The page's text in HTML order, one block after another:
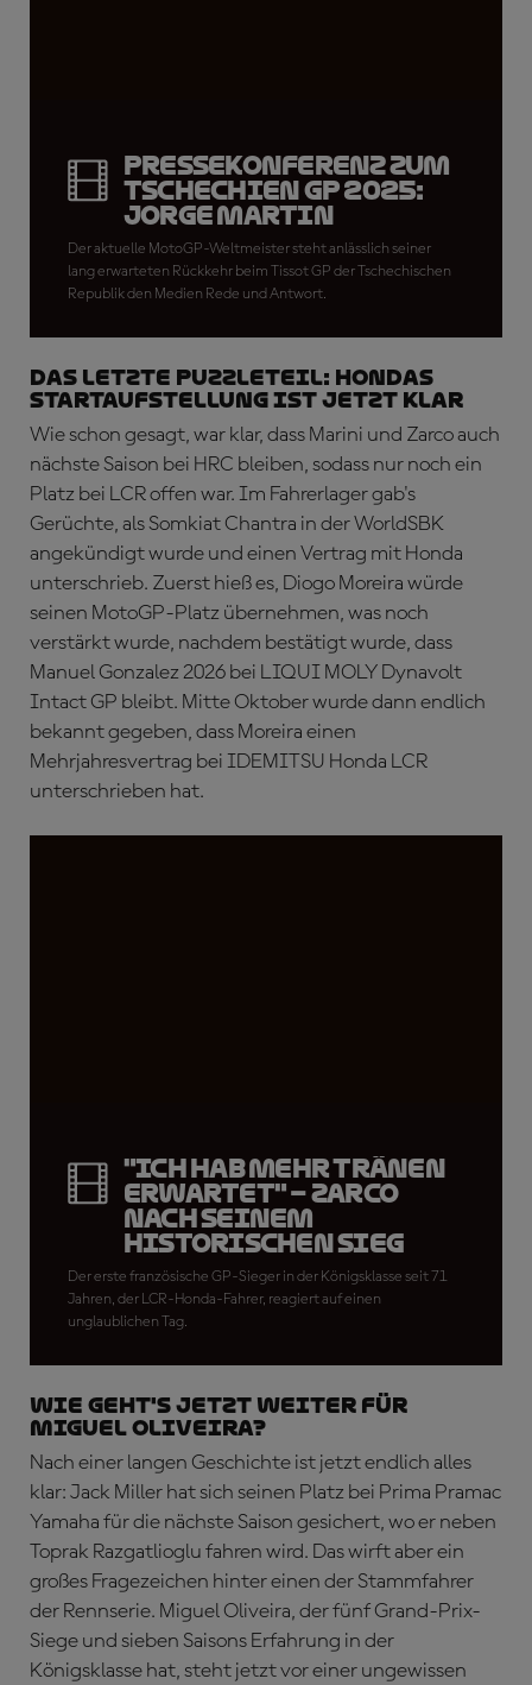
Pressekonferenz zum
Tschechien GP 2025:
Jorge Martin
Der aktuelle MotoGP-Weltmeister steht anlässlich seiner
lang erwarteten Rückkehr beim Tissot GP der Tschechischen
Republik den Medien Rede und Antwort.
DAS LETZTE PUZZLETEIL: Hondas
Startaufstellung ist jetzt klar
Wie schon gesagt, war klar, dass Marini und Zarco auch
nächste Saison bei HRC bleiben, sodass nur noch ein
Platz bei LCR offen war. Im Fahrerlager gab's
Gerüchte, als Somkiat Chantra in der WorldSBK
angekündigt wurde und einen Vertrag mit Honda
unterschrieb. Zuerst hieß es, Diogo Moreira würde
seinen MotoGP-Platz übernehmen, was noch
verstärkt wurde, nachdem bestätigt wurde, dass
Manuel Gonzalez 2026 bei LIQUI MOLY Dynavolt
Intact GP bleibt. Mitte Oktober wurde dann endlich
bekannt gegeben, dass Moreira einen
Mehrjahresvertrag bei IDEMITSU Honda LCR
unterschrieben hat.
"Ich hab mehr Tränen
erwartet" – Zarco
nach seinem
historischen Sieg
Der erste französische GP-Sieger in der Königsklasse seit 71
Jahren, der LCR-Honda-Fahrer, reagiert auf einen
unglaublichen Tag.
Wie geht's jetzt weiter für
Miguel Oliveira?
Nach einer langen Geschichte ist jetzt endlich alles
klar: Jack Miller hat sich seinen Platz bei Prima Pramac
Yamaha für die nächste Saison gesichert, wo er neben
Toprak Razgatlioglu fahren wird. Das wirft aber ein
großes Fragezeichen hinter einen der Stammfahrer
der Rennserie. Miguel Oliveira, der fünf Grand-Prix-
Siege und sieben Saisons Erfahrung in der
Königsklasse hat, steht jetzt vor einer ungewissen